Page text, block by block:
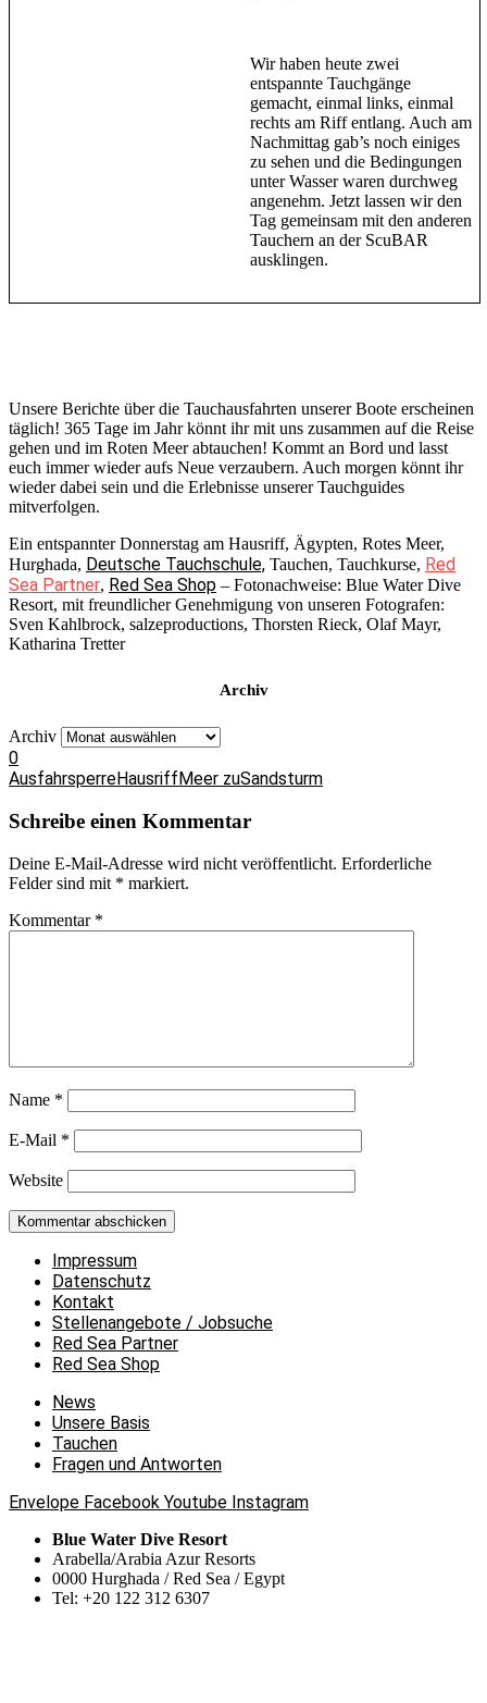
Wir haben heute zwei
entspannte Tauchgänge
gemacht, einmal links, einmal
rechts am Riff entlang. Auch am
Nachmittag gab’s noch einiges
zu sehen und die Bedingungen
unter Wasser waren durchweg
angenehm. Jetzt lassen wir den
Tag gemeinsam mit den anderen
Tauchern an der ScuBAR
ausklingen.
Unsere Berichte über die Tauchausfahrten unserer Boote erscheinen
täglich! 365 Tage im Jahr könnt ihr mit uns zusammen auf die Reise
gehen und im Roten Meer abtauchen! Kommt an Bord und lasst
euch immer wieder aufs Neue verzaubern. Auch morgen könnt ihr
wieder dabei sein und die Erlebnisse unserer Tauchguides
mitverfolgen.
Ein entspannter Donnerstag am Hausriff, Ägypten, Rotes Meer,
Hurghada, Deutsche Tauchschule, Tauchen, Tauchkurse, Red
Sea Partner, Red Sea Shop – Fotonachweise: Blue Water Dive
Resort, mit freundlicher Genehmigung von unseren Fotografen:
Sven Kahlbrock, salzeproductions, Thorsten Rieck, Olaf Mayr,
Katharina Tretter
Archiv
Archiv
0
AusfahrsperreHausriff Meer zuSandsturm
Schreibe einen Kommentar
Deine E-Mail-Adresse wird nicht veröffentlicht. Erforderliche
Felder sind mit * markiert.
Kommentar *
Name *
E-Mail *
Website
Impressum
Datenschutz
Kontakt
Stellenangebote / Jobsuche
Red Sea Partner
Red Sea Shop
News
Unsere Basis
Tauchen
Fragen und Antworten
Envelope Facebook Youtube Instagram
Blue Water Dive Resort
Arabella/Arabia Azur Resorts
0000 Hurghada / Red Sea / Egypt
Tel: +20 122 312 6307